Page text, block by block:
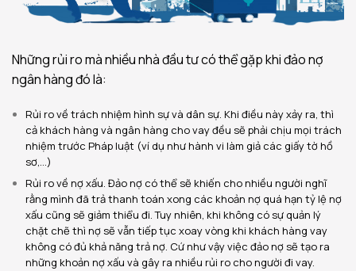
Những rủi ro mà nhiều nhà đầu tư có thể gặp khi đảo nợ
ngân hàng đó là:
Rủi ro về trách nhiệm hình sự và dân sự. Khi điều này xảy ra, thì
cả khách hàng và ngân hàng cho vay đều sẽ phải chịu mọi trách
nhiệm trước Pháp luật (ví dụ như hành vi làm giả các giấy tờ hồ
sơ,…)
Rủi ro về nợ xấu. Đảo nợ có thể sẽ khiến cho nhiều người nghĩ
rằng mình đã trả thanh toán xong các khoản nợ quá hạn tỷ lệ nợ
xấu cũng sẽ giảm thiểu đi. Tuy nhiên, khi không có sự quản lý
chặt chẽ thì nợ sẽ vẫn tiếp tục xoay vòng khi khách hàng vay
không có đủ khả năng trả nợ. Cứ như vậy việc đảo nợ sẽ tạo ra
những khoản nợ xấu và gây ra nhiều rủi ro cho người đi vay.